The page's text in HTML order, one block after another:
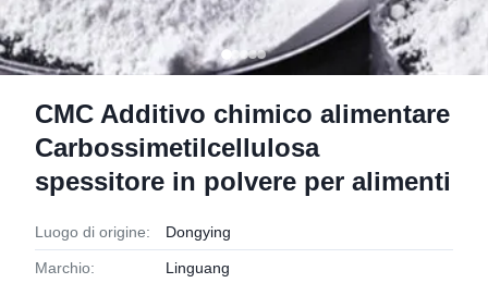
CMC Additivo chimico alimentare
Carbossimetilcellulosa
spessitore in polvere per alimenti
Luogo di origine: Dongying
Marchio: Linguang